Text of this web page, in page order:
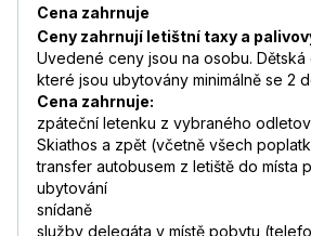
Cena zahrnuje
Ceny zahrnují letištní taxy a
Uvedené ceny jsou na osobu. Dětská
které jsou ubytovány minimálně se 2
Cena zahrnuje:
zpáteční letenku z vybraného
Skiathos a zpět (včetně všech
transfer autobusem z letiště do místa
ubytování
snídaně
služby delegáta v místě pobytu